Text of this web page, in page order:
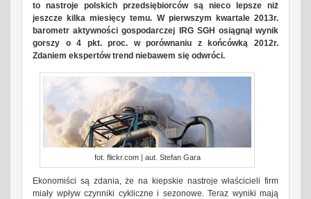
to nastroje polskich przedsiębiorców są nieco lepsze niż
jeszcze kilka miesięcy temu. W pierwszym kwartale 2013r.
barometr aktywności gospodarczej IRG SGH osiągnął wynik
gorszy o 4 pkt. proc. w porównaniu z końcówką 2012r.
Zdaniem ekspertów trend niebawem się odwróci.
fot. flickr.com | aut. Stefan Gara
Ekonomiści są zdania, że na kiepskie nastroje właścicieli firm
miały wpływ czynniki cykliczne i sezonowe. Teraz wyniki mają